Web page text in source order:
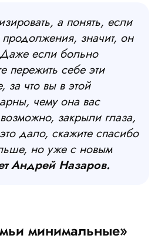
а понять, если
продолжения, значит, он
Даже если больно
пережить себе эти
что вы в этой
чему она вас
закрыли глаза,
дало, скажите спасибо
но уже с новым
Андрей Назаров.
минимальные»